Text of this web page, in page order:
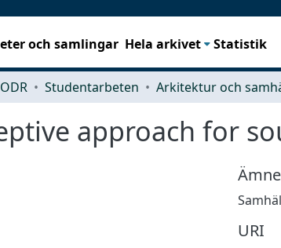
och samlingar Hela arkivet Statistik
Studentarbeten
approach for
URI